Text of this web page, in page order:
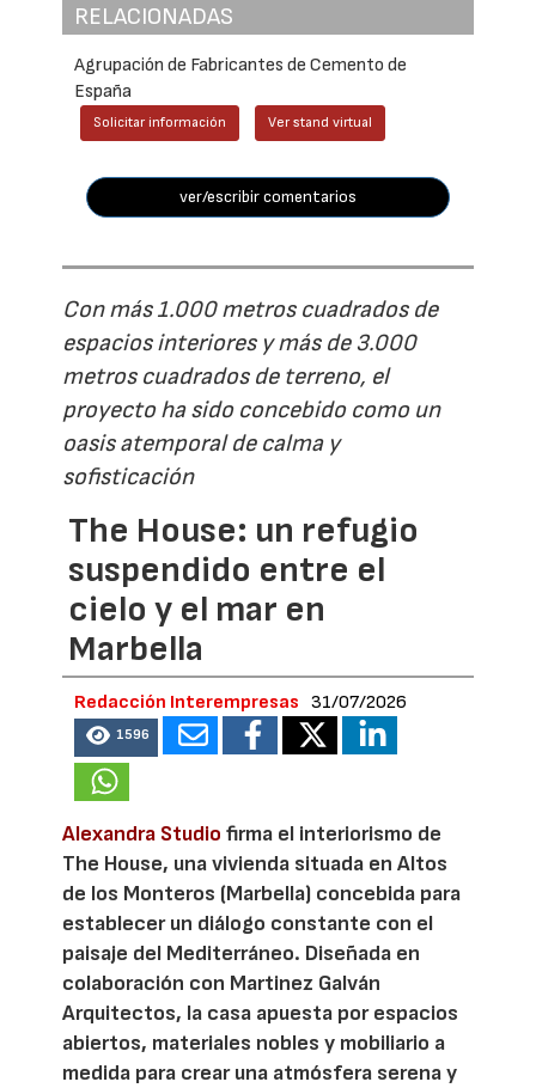
RELACIONADAS
Agrupación de Fabricantes de Cemento de
España
Solicitar información Ver stand virtual
ver/escribir comentarios
Con más 1.000 metros cuadrados de
espacios interiores y más de 3.000
metros cuadrados de terreno, el
proyecto ha sido concebido como un
oasis atemporal de calma y
sofisticación
The House: un refugio
suspendido entre el
cielo y el mar en
Marbella
Redacción Interempresas 31/07/2026
1596
Alexandra Studio firma el interiorismo de
The House, una vivienda situada en Altos
de los Monteros (Marbella) concebida para
establecer un diálogo constante con el
paisaje del Mediterráneo. Diseñada en
colaboración con Martinez Galván
Arquitectos, la casa apuesta por espacios
abiertos, materiales nobles y mobiliario a
medida para crear una atmósfera serena y